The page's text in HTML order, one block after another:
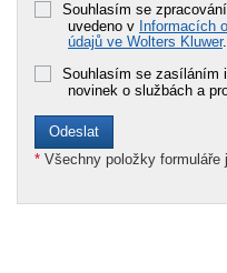
Souhlasím se
uvedeno v Informacích
údajů ve Wolters Kluwer.
Souhlasím se zasíláním
novinek o službách a
* Všechny položky formuláře